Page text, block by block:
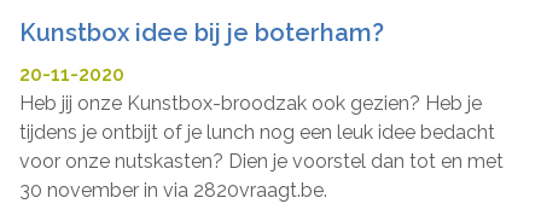
Kunstbox idee bij je boterham?
20-11-2020
Heb jij onze Kunstbox-broodzak ook gezien? Heb je
tijdens je ontbijt of je lunch nog een leuk idee bedacht
voor onze nutskasten? Dien je voorstel dan tot en met
30 november in via 2820vraagt.be.